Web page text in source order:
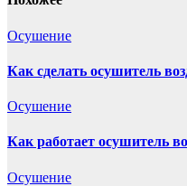
Осушение
Как сделать осушитель
Осушение
Как работает осушитель
Осушение